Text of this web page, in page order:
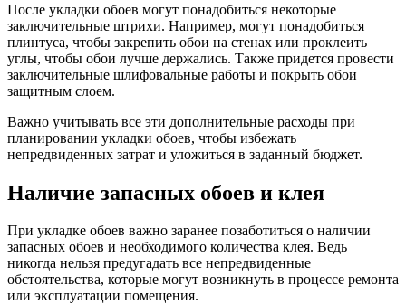
После укладки обоев могут понадобиться некоторые
заключительные штрихи. Например, могут понадобиться
плинтуса, чтобы закрепить обои на стенах или проклеить
углы, чтобы обои лучше держались. Также придется провести
заключительные шлифовальные работы и покрыть обои
защитным слоем.
Важно учитывать все эти дополнительные расходы при
планировании укладки обоев, чтобы избежать
непредвиденных затрат и уложиться в заданный бюджет.
Наличие запасных обоев и клея
При укладке обоев важно заранее позаботиться о наличии
запасных обоев и необходимого количества клея. Ведь
никогда нельзя предугадать все непредвиденные
обстоятельства, которые могут возникнуть в процессе ремонта
или эксплуатации помещения.